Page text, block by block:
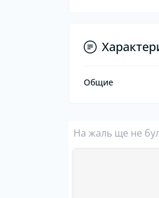
Общие
На жаль ще не